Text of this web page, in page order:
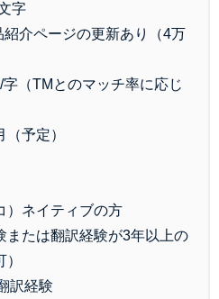
字
介ページの更新あり（4万
（TMとのマッチ率に応じ
予定）
）ネイティブの方
または翻訳経験が3年以上の
訳経験